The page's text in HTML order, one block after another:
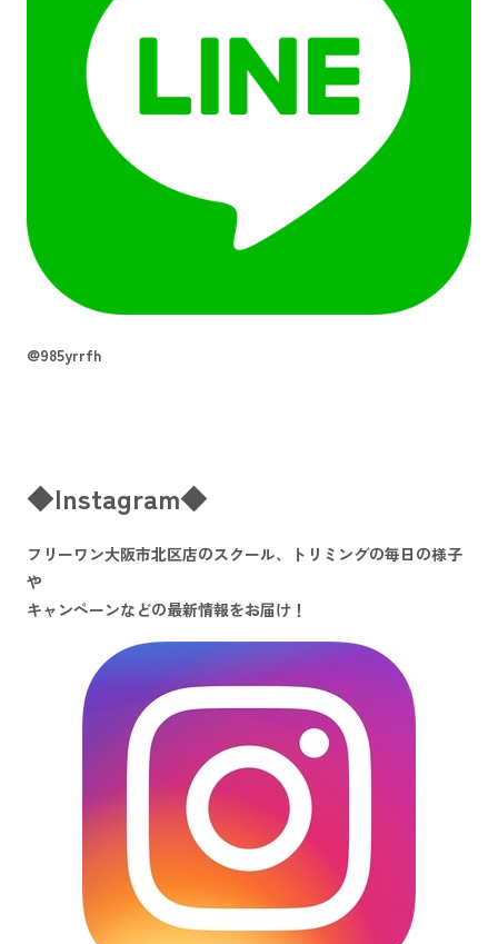
@985yrrfh
◆Instagram◆
フリーワン大阪市北区店のスクール、トリミングの毎日の様子
や
キャンペーンなどの最新情報をお届け！